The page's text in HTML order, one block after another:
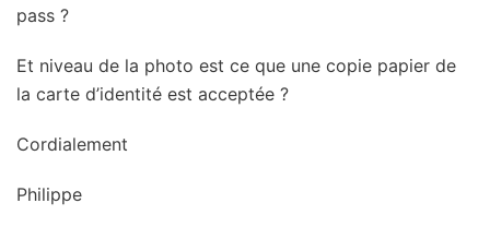
pass ?
Et niveau de la photo est ce que une copie papier de
la carte d’identité est acceptée ?
Cordialement
Philippe